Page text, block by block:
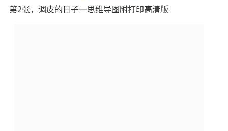
第2张，调皮的日子一思维导图附打印高清版